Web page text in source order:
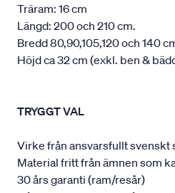
Träram: 16 cm
Längd: 200 och 210 cm.
Bredd 80,90,105,120 och 140
Höjd ca 32 cm (exkl. ben &
TRYGGT VAL
Virke från ansvarsfullt svenskt
Material fritt från ämnen som
30 års garanti (ram/resår)